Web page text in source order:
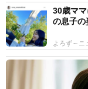
30歳マ
の息子の
よろず～ニ